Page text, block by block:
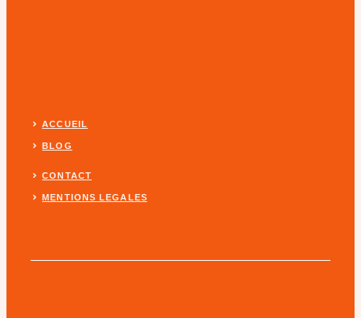
ACCUEIL
BLOG
CONTACT
MENTIONS LEGALES